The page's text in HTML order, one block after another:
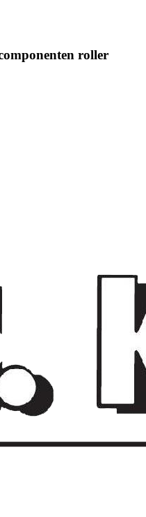
roller